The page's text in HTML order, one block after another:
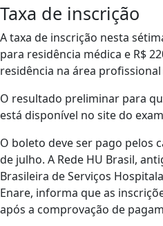
Taxa de inscrição
A taxa de inscrição nesta
para residência médica e R$
residência na área profissional
O resultado preliminar para
está disponível no site do
O boleto deve ser pago pelos
de julho. A Rede HU Brasil,
Brasileira de Serviços
Enare, informa que as
após a comprovação de